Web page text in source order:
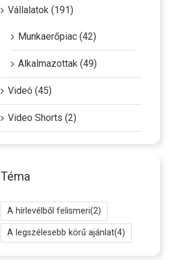
Vállalatok (191)
Munkaerőpiac (42)
Alkalmazottak (49)
Videó (45)
Video Shorts (2)
Téma
A hírlevélből felismeri(2)
A legszélesebb körű ajánlat(4)